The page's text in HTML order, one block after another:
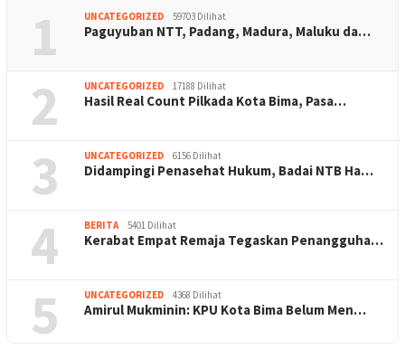
1 UNCATEGORIZED 59703 Dilihat
Paguyuban NTT, Padang, Madura, Maluku da…
2 UNCATEGORIZED 17188 Dilihat
Hasil Real Count Pilkada Kota Bima, Pasa…
3 UNCATEGORIZED 6156 Dilihat
Didampingi Penasehat Hukum, Badai NTB Ha…
4 BERITA 5401 Dilihat
Kerabat Empat Remaja Tegaskan Penangguha…
5 UNCATEGORIZED 4368 Dilihat
Amirul Mukminin: KPU Kota Bima Belum Men…